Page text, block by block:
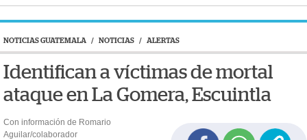
NOTICIAS GUATEMALA / NOTICIAS / ALERTAS
Identifican a víctimas de mortal
ataque en La Gomera, Escuintla
Con información de Romario
Aguilar/colaborador